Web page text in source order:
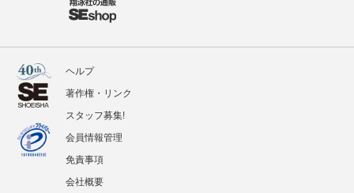
ヘルプ
著作権・リンク
スタッフ募集!
会員情報管理
免責事項
会社概要